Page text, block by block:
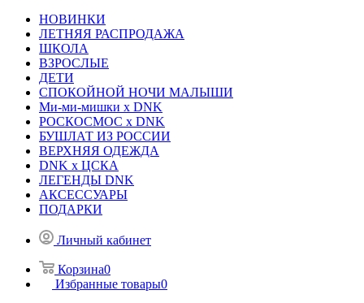
НОВИНКИ
ЛЕТНЯЯ РАСПРОДАЖА
ШКОЛА
ВЗРОСЛЫЕ
ДЕТИ
СПОКОЙНОЙ НОЧИ МАЛЫШИ
Ми-ми-мишки x DNK
РОСКОСМОС x DNK
БУШЛАТ ИЗ РОССИИ
ВЕРХНЯЯ ОДЕЖДА
DNK x ЦСКА
ЛЕГЕНДЫ DNK
АКСЕССУАРЫ
ПОДАРКИ
Личный кабинет
Корзина0
Избранные товары0